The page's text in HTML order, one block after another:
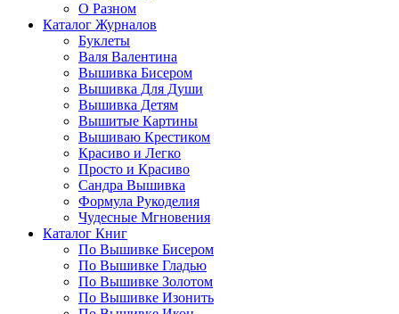
О Разном
Каталог Журналов
Буклеты
Валя Валентина
Вышивка Бисером
Вышивка Для Души
Вышивка Детям
Вышитые Картины
Вышиваю Крестиком
Красиво и Легко
Просто и Красиво
Сандра Вышивка
Формула Рукоделия
Чудесные Мгновения
Каталог Книг
По Вышивке Бисером
По Вышивке Гладью
По Вышивке Золотом
По Вышивке Изонить